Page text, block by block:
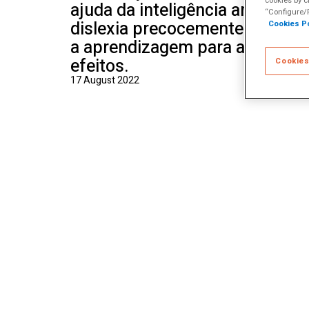
ajuda da inteligência artificial,
dislexia precocemente e a
a aprendizagem para aqueles
efeitos.
17 August 2022
“Configure/
Cookies